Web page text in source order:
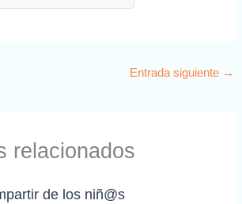
Entrada siguiente →
relacionados
de los niñ@s